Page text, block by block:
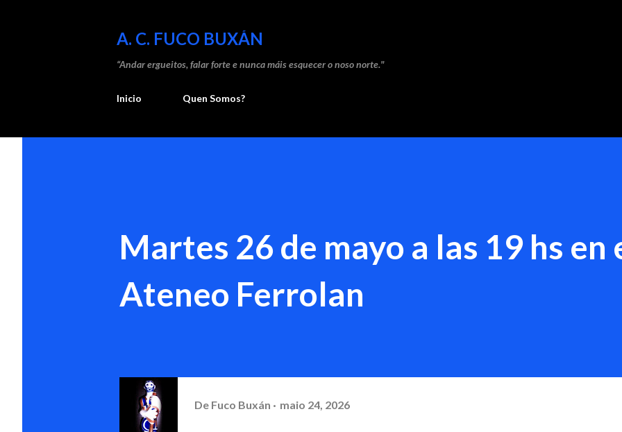
A. C. FUCO BUXÁN
“Andar ergueitos, falar forte e nunca máis esquecer o noso norte."
Inicio Quen Somos?
Martes 26 de mayo a las 19 hs en
Ateneo Ferrolan
De Fuco Buxán maio 24, 2026